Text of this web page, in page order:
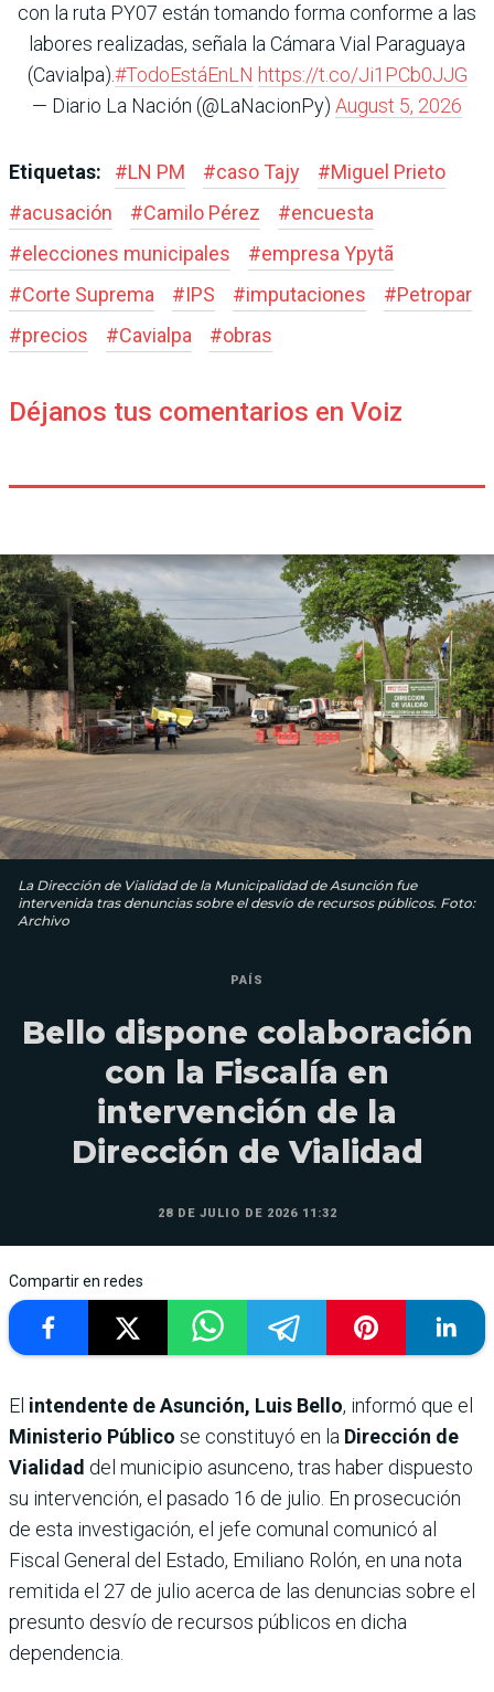
con la ruta PY07 están tomando forma conforme a las
labores realizadas, señala la Cámara Vial Paraguaya
(Cavialpa).#TodoEstáEnLN https://t.co/Ji1PCb0JJG
— Diario La Nación (@LaNacionPy) August 5, 2026
Etiquetas: #LN PM #caso Tajy #Miguel Prieto
#acusación #Camilo Pérez #encuesta
#elecciones municipales #empresa Ypytã
#Corte Suprema #IPS #imputaciones #Petropar
#precios #Cavialpa #obras
Déjanos tus comentarios en Voiz
La Dirección de Vialidad de la Municipalidad de Asunción fue
intervenida tras denuncias sobre el desvío de recursos públicos. Foto:
Archivo
PAÍS
Bello dispone colaboración
con la Fiscalía en
intervención de la
Dirección de Vialidad
28 DE JULIO DE 2026 11:32
Compartir en redes
El intendente de Asunción, Luis Bello, informó que el
Ministerio Público se constituyó en la Dirección de
Vialidad del municipio asunceno, tras haber dispuesto
su intervención, el pasado 16 de julio. En prosecución
de esta investigación, el jefe comunal comunicó al
Fiscal General del Estado, Emiliano Rolón, en una nota
remitida el 27 de julio acerca de las denuncias sobre el
presunto desvío de recursos públicos en dicha
dependencia.